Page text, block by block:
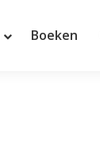
Boeken